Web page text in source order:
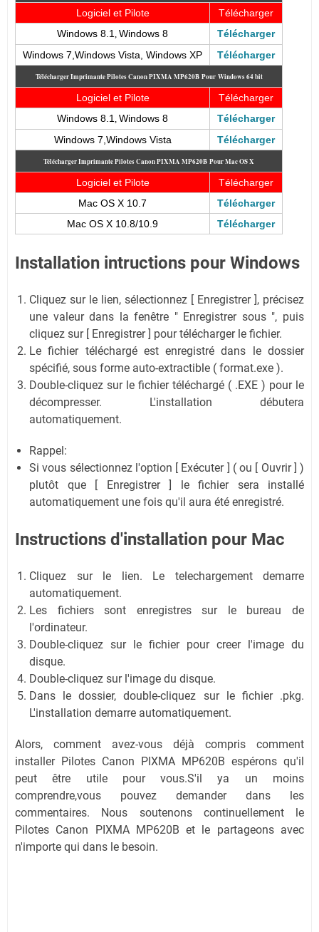
Logiciel et Pilote
Télécharger
Windows 8.1 Windows 8
Télécharger
Windows 7,Windows Vista, Windows XP
Télécharger
Télécharger Imprimante Pilotes Canon PIXMA MP620B Pour Windows 64 bit
Logiciel et Pilote
Télécharger
Windows 8.1 Windows 8
Télécharger
Windows 7,Windows Vista
Télécharger
Télécharger Imprimante Pilotes Canon PIXMA MP620B Pour Mac OS X
Logiciel et Pilote
Télécharger
Mac OS X 10.7
Télécharger
Mac OS X 10.8/10.9
Télécharger
Installation intructions pour Windows
Cliquez sur le lien, sélectionnez [ Enregistrer ], précisez
une valeur dans la fenêtre " Enregistrer sous ", puis
cliquez sur [ Enregistrer ] pour télécharger le fichier.
Le fichier téléchargé est enregistré dans le dossier
spécifié, sous forme auto-extractible ( format.exe ).
Double-cliquez sur le fichier téléchargé ( .EXE ) pour le
décompresser. L'installation débutera
automatiquement.
Rappel:
Si vous sélectionnez l'option [ Exécuter ] ( ou [ Ouvrir ] )
plutôt que [ Enregistrer ] le fichier sera installé
automatiquement une fois qu'il aura été enregistré.
Instructions d'installation pour Mac
Cliquez sur le lien. Le telechargement demarre
automatiquement.
Les fichiers sont enregistres sur le bureau de
l'ordinateur.
Double-cliquez sur le fichier pour creer l'image du
disque.
Double-cliquez sur l'image du disque.
Dans le dossier, double-cliquez sur le fichier .pkg.
L'installation demarre automatiquement.
Alors, comment avez-vous déjà compris comment
installer Pilotes Canon PIXMA MP620B espérons qu'il
peut être utile pour vous.S'il ya un moins
comprendre,vous pouvez demander dans les
commentaires. Nous soutenons continuellement le
Pilotes Canon PIXMA MP620B et le partageons avec
n'importe qui dans le besoin.